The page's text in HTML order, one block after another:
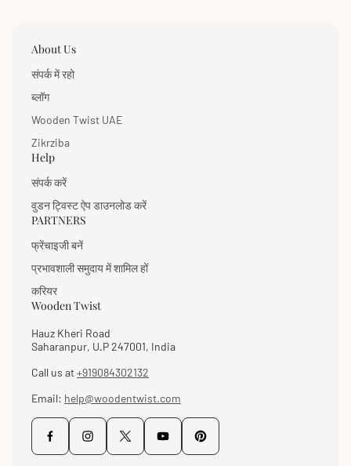
About Us
संपर्क में रहो
ब्लॉग
Wooden Twist UAE
Zikrziba
Help
संपर्क करें
वुडन ट्विस्ट ऐप डाउनलोड करें
PARTNERS
फ्रेंचाइजी बनें
प्रभावशाली समुदाय में शामिल हों
करियर
Wooden Twist
Hauz Kheri Road
Saharanpur, U.P 247001, India
Call us at+919084302132
Email: help@woodentwist.com